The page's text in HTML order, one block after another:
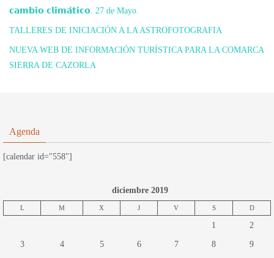
𝗰𝗮𝗺𝗯𝗶𝗼 𝗰𝗹𝗶𝗺𝗮́𝘁𝗶𝗰𝗼. 27 de Mayo.
TALLERES DE INICIACIÓN A LA ASTROFOTOGRAFIA
NUEVA WEB DE INFORMACIÓN TURÍSTICA PARA LA COMARCA
SIERRA DE CAZORLA
Agenda
[calendar id="558"]
diciembre 2019
L M X J V S D
1 2
3 4 5 6 7 8 9